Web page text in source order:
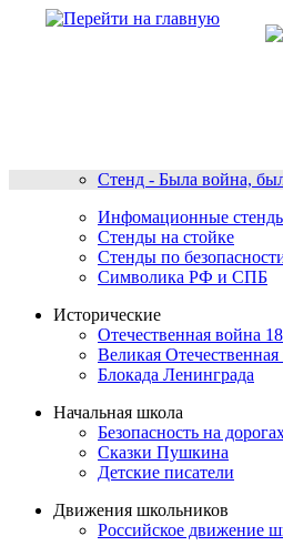
Стенд - Была война,
Инфомационные
Стенды на стойке
Стенды по
Символика РФ и СПБ
Исторические
Отечественная война
Великая
Блокада Ленинграда
Начальная школа
Безопасность на
Сказки Пушкина
Детские писатели
Движения школьников
Российское движение